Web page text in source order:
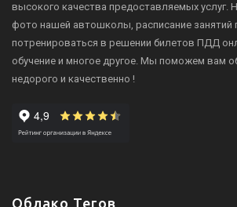
высокого качества предоставляемых услуг.
фото нашей автошколы, расписание занятий
потренироваться в решении билетов ПДД
обучение и многое другое. Мы поможем вам
недорого и качественно !
Облако Тегов